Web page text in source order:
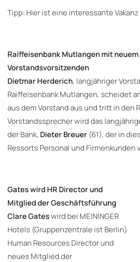
Tipp: Hier ist eine interessante
Raiffeisenbank Mutlangen mit neuem
Vorstandsvorsitzenden
Dietmar Herderich, langjähriger
Raiffeisenbank Mutlangen, scheidet
aus dem Vorstand aus und tritt in den
Vorstandssprecher wird das
der Bank, Dieter Breuer (61), der in
Ressorts Personal und
Gates wird HR Director und
Mitglied der Geschäftsführung
Clare Gateswird bei MEININGER
Hotels (Gruppenzentrale ist Berlin)
Human Resources Director und
neues Mitglied der